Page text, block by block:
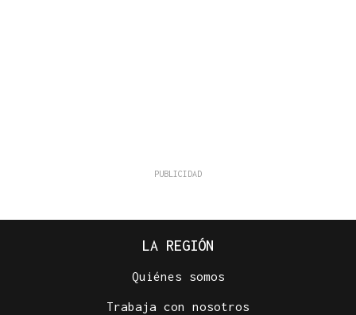
LA REGIÓN
Quiénes somos
Trabaja con nosotros